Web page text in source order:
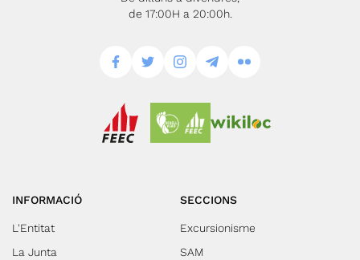
de 17:00H a 20:00h.
INFORMACIÓ
L'Entitat
La Junta
SECCIONS
Excursionisme
SAM